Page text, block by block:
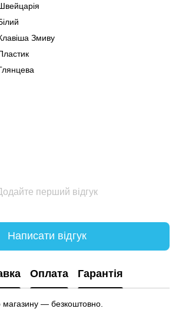
Змиву
перший відгук
Написати відгук
Оплата Гарантія
магазину — безкоштовно.